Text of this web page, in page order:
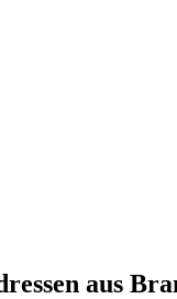
aus